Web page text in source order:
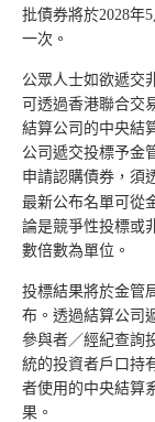
批債券將於2028年
一次。
公眾人士如欲遞交
可透過香港聯合交
結算公司的中央結
公司遞交投標予金
申請認購債券，須
最新公布名單可從
論是競爭性投標或
數倍數為單位。
投標結果將於金管
布。透過結算公司
參與者／經紀查詢
統的投資者戶口持
者使用的中央結算
果。